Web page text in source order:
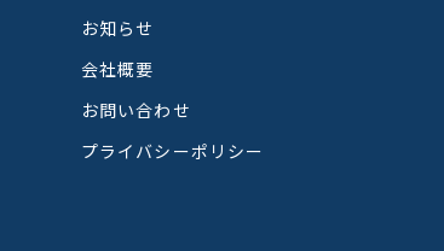
お知らせ
会社概要
お問い合わせ
プライバシーポリシー